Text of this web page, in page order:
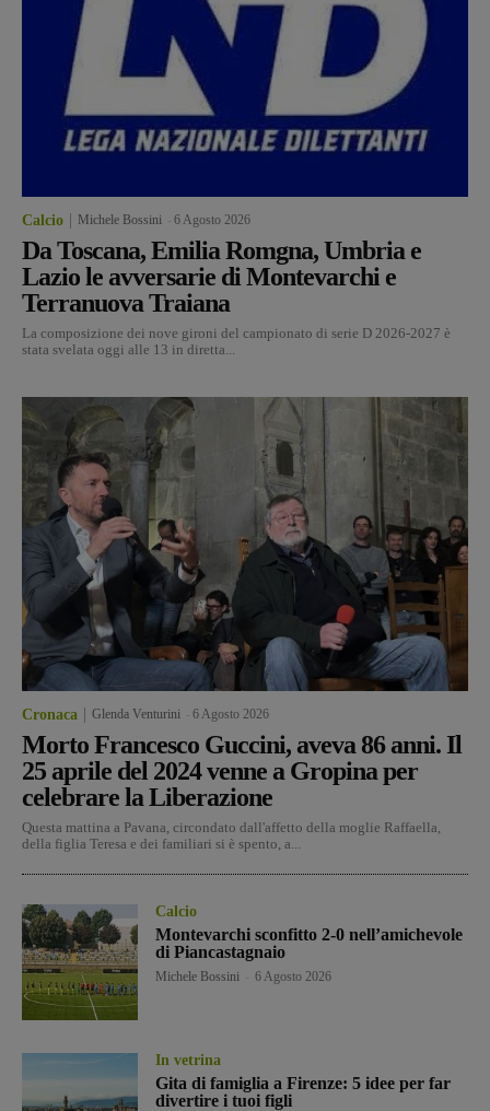
Calcio Michele Bossini 6 Agosto 2026
Da Toscana, Emilia Romgna, Umbria e
Lazio le avversarie di Montevarchi e
Terranuova Traiana
La composizione dei nove gironi del campionato di serie D 2026-2027 è
stata svelata oggi alle 13 in diretta...
Cronaca Glenda Venturini 6 Agosto 2026
Morto Francesco Guccini, aveva 86 anni. Il
25 aprile del 2024 venne a Gropina per
celebrare la Liberazione
Questa mattina a Pavana, circondato dall'affetto della moglie Raffaella,
della figlia Teresa e dei familiari si è spento, a...
Calcio
Montevarchi sconfitto 2-0 nell’amichevole
di Piancastagnaio
Michele Bossini 6 Agosto 2026
In vetrina
Gita di famiglia a Firenze: 5 idee per far
divertire i tuoi figli